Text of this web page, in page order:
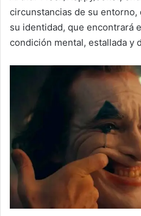
circunstancias de su entorno,
su identidad, que encontrará
condición mental, estallada y